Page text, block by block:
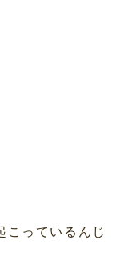
こっているんじ